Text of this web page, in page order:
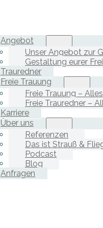
Angebot
Unser Angebot zur
Gestaltung eurer
Trauredner
Freie Trauung
Freie Trauung –
Freie Trauredner –
Karriere
Über uns
Referenzen
Das ist Strauß &
Podcast
Blog
Anfragen